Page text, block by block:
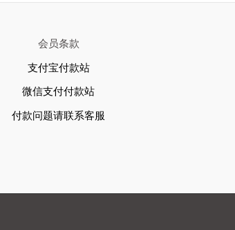
会员条款
支付宝付款站
微信支付付款站
付款问题请联系客服